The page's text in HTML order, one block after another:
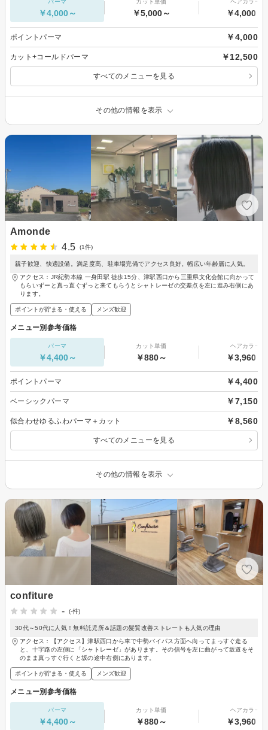
￥4,000～ ￥5,000～ ￥4,000～
ポイントパーマ ￥4,000
カット+コールドパーマ ￥12,500
すべてのメニューを見る
その他の情報を表示
Amonde
4.5
(1件)
親子歓迎、快適設備。満足度高、駐車場完備でアクセス良好。幅広い年齢層に人気。
アクセス：JR紀勢本線 一身田駅 徒歩15分、津駅西口から三重県文化会館に向かって
もらいずーと真っ直ぐずっと来てもらうとシャトレーゼの交差点を左に進み右側にあ
ります。
ポイントが貯まる・使える メンズ歓迎
メニュー別参考価格
パーマ
￥4,400～
カット単価
￥880～
ヘアカラー
￥3,960～
ポイントパーマ ￥4,400
ベーシックパーマ ￥7,150
似合わせゆるふわパーマ＋カット ￥8,560
すべてのメニューを見る
その他の情報を表示
confiture
-
(-件)
30代～50代に人気！無料託児所＆話題の髪質改善ストレートも人気の理由
アクセス：【アクセス】津駅西口から車で中勢バイパス方面へ向ってまっすぐ走る
と、十字路の左側に「シャトレーゼ」があります。その信号を左に曲がって坂道をそ
のまま真っすぐ行くと坂の途中右側にあります。
ポイントが貯まる・使える メンズ歓迎
メニュー別参考価格
パーマ
￥4,400～
カット単価
￥880～
ヘアカラー
￥3,960～